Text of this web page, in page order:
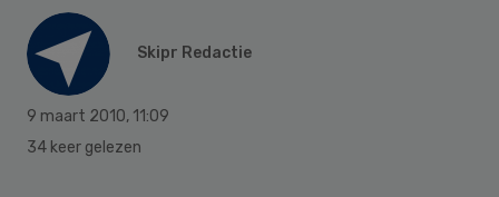
Skipr Redactie
9 maart 2010, 11:09
34 keer gelezen